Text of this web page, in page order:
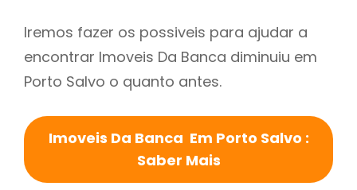
Iremos fazer os possiveis para ajudar a
encontrar Imoveis Da Banca diminuiu em
Porto Salvo o quanto antes.
Imoveis Da Banca Em Porto Salvo :
Saber Mais